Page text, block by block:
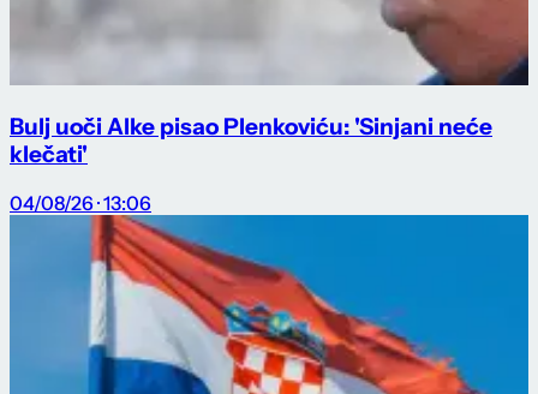
Bulj uoči Alke pisao Plenkoviću: 'Sinjani neće
klečati'
04/08/26 · 13:06